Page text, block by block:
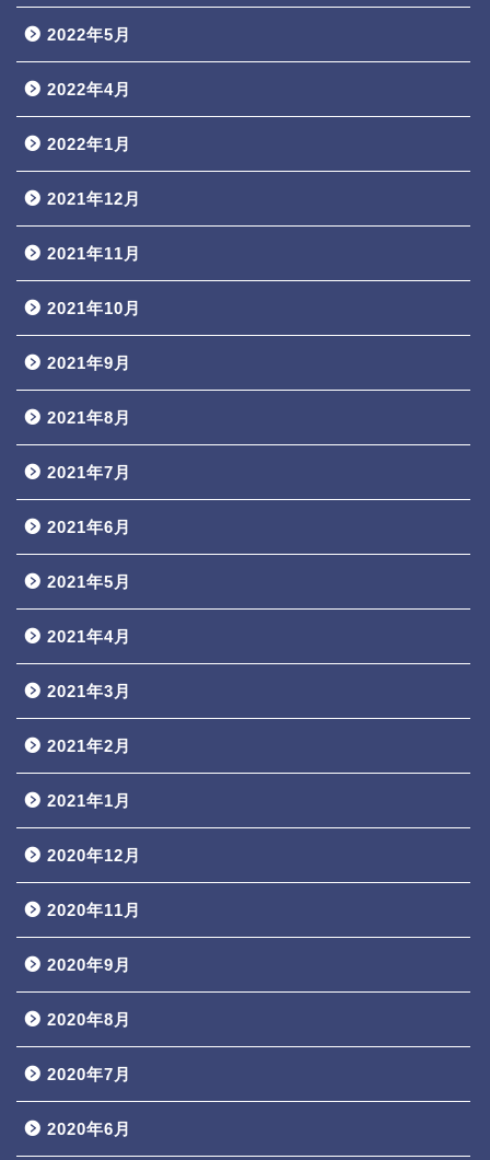
2022年5月
2022年4月
2022年1月
2021年12月
2021年11月
2021年10月
2021年9月
2021年8月
2021年7月
2021年6月
2021年5月
2021年4月
2021年3月
2021年2月
2021年1月
2020年12月
2020年11月
2020年9月
2020年8月
2020年7月
2020年6月